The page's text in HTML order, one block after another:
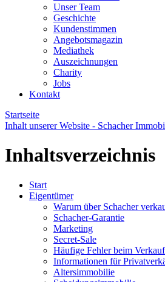
Unser Team
Geschichte
Kundenstimmen
Angebotsmagazin
Mediathek
Auszeichnungen
Charity
Jobs
Kontakt
Startseite
Inhalt unserer Website - Schacher
Inhaltsverzeichnis
Start
Eigentümer
Warum über Schacher
Schacher-Garantie
Marketing
Secret-Sale
Häufige Fehler beim Verkauf
Informationen für
Altersimmobilie